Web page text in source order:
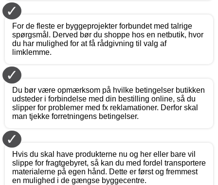
✓
For de fleste er byggeprojekter forbundet med talrige
spørgsmål. Derved bør du shoppe hos en netbutik, hvor
du har mulighed for at få rådgivning til valg af
limklemme.
✓
Du bør være opmærksom på hvilke betingelser butikken
udsteder i forbindelse med din bestilling online, så du
slipper for problemer med fx reklamationer. Derfor skal
man tjekke forretningens betingelser.
✓
Hvis du skal have produkterne nu og her eller bare vil
slippe for fragtgebyret, så kan du med fordel transportere
materialerne på egen hånd. Dette er først og fremmest
en mulighed i de gængse byggecentre.